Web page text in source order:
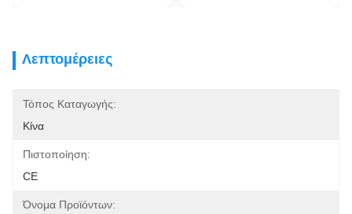
Λεπτομέρειες
Τόπος Καταγωγής:
Κίνα
Πιστοποίηση:
CE
Όνομα Προϊόντων: